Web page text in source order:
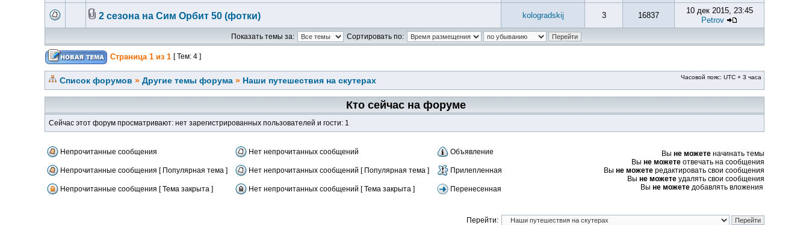
2 сезона на Сим Орбит 50 (фотки) kologradskij 3 16837
10 дек 2015, 23:45
Petrov
Показать темы за: Сортировать по:
Страница 1 из 1 [ Тем: 4 ]
Список форумов » Другие темы форума » Наши путешествия на скутерах Часовой пояс: UTC + 3 часа
Кто сейчас на форуме
Сейчас этот форум просматривают: нет зарегистрированных пользователей и гости: 1
Непрочитанные сообщения Нет непрочитанных сообщений Объявление
Непрочитанные сообщения [ Популярная тема ] Нет непрочитанных сообщений [ Популярная тема ] Прилепленная
Непрочитанные сообщения [ Тема закрыта ] Нет непрочитанных сообщений [ Тема закрыта ] Перенесенная
Вы не можете начинать темы
Вы не можете отвечать на сообщения
Вы не можете редактировать свои сообщения
Вы не можете удалять свои сообщения
Вы не можете добавлять вложения
Перейти: